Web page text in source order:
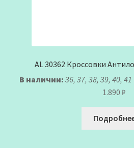
AL 30362 Кроссовки
В наличии: 36, 37, 38, 39, 40, 41
1.890 ₽